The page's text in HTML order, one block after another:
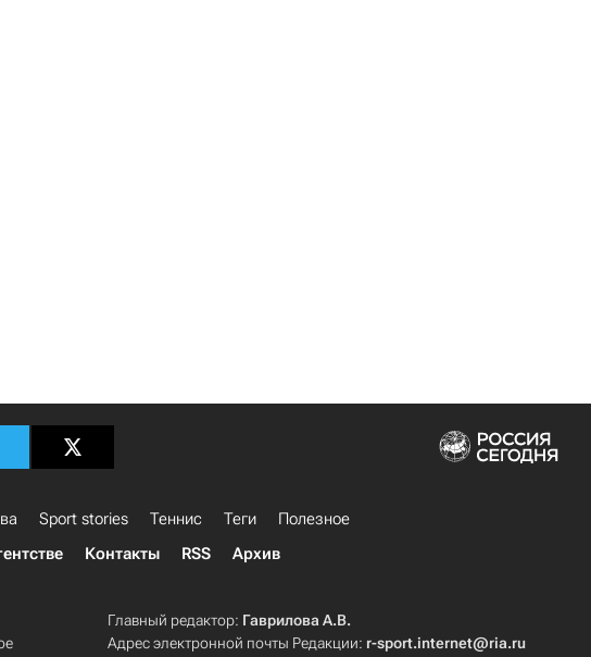
Sport stories Теннис Теги
Полезное
Контакты RSS Архив
Главный редактор: Гаврилова А.В.
Адрес электронной почты Редакции: r-sport.internet@ria.ru